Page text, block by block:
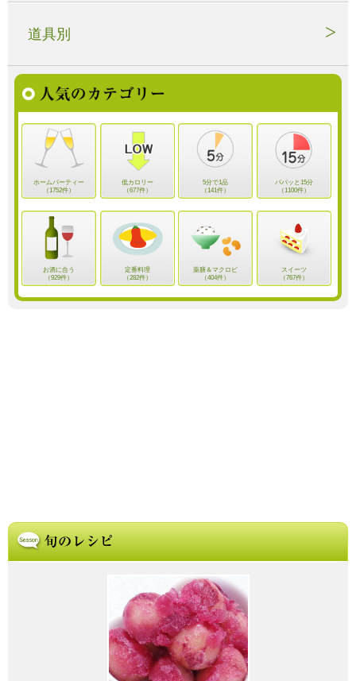
道具別
ホームパーティー
（1752件）
低カロリー
（677件）
5分で1品
（141件）
パパッと15分
（1100件）
お酒に合う
（929件）
定番料理
（282件）
薬膳＆マクロビ
（404件）
スイーツ
（767件）